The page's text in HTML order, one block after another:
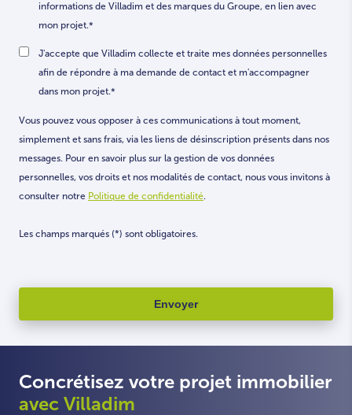
informations de Villadim et des marques du Groupe, en lien avec
mon projet.*
J'accepte que Villadim collecte et traite mes données personnelles
afin de répondre à ma demande de contact et m'accompagner
dans mon projet.*
Vous pouvez vous opposer à ces communications à tout moment,
simplement et sans frais, via les liens de désinscription présents dans nos
messages. Pour en savoir plus sur la gestion de vos données
personnelles, vos droits et nos modalités de contact, nous vous invitons à
consulter notre Politique de confidentialité.
Les champs marqués (*) sont obligatoires.
Concrétisez votre projet immobilier
avec Villadim